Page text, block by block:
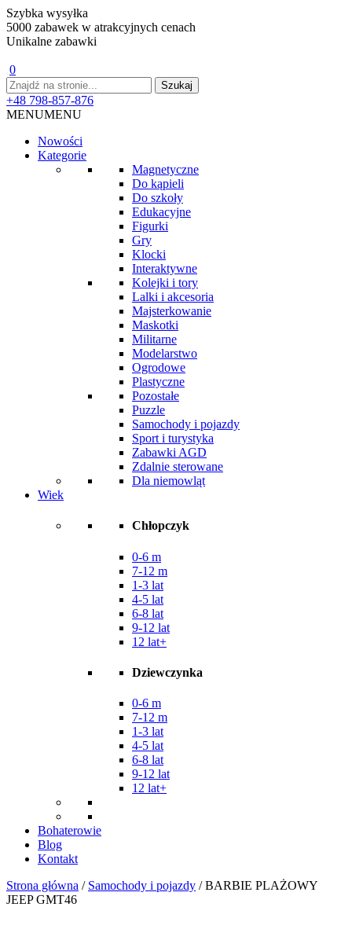
Szybka wysyłka
5000 zabawek w atrakcyjnych cenach
Unikalne zabawki
0
+48 798-857-876
MENUMENU
Nowości
Kategorie
Magnetyczne
Do kąpieli
Do szkoły
Edukacyjne
Figurki
Gry
Klocki
Interaktywne
Kolejki i tory
Lalki i akcesoria
Majsterkowanie
Maskotki
Militarne
Modelarstwo
Ogrodowe
Plastyczne
Pozostałe
Puzzle
Samochody i pojazdy
Sport i turystyka
Zabawki AGD
Zdalnie sterowane
Dla niemowląt
Wiek
Chłopczyk
0-6 m
7-12 m
1-3 lat
4-5 lat
6-8 lat
9-12 lat
12 lat+
Dziewczynka
0-6 m
7-12 m
1-3 lat
4-5 lat
6-8 lat
9-12 lat
12 lat+
Bohaterowie
Blog
Kontakt
Strona główna / Samochody i pojazdy / BARBIE PLAŻOWY
JEEP GMT46